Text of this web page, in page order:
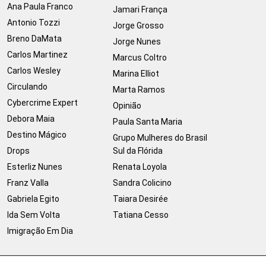
Ana Paula Franco
Antonio Tozzi
Breno DaMata
Carlos Martinez
Carlos Wesley
Circulando
Cybercrime Expert
Debora Maia
Destino Mágico
Drops
Esterliz Nunes
Franz Valla
Gabriela Egito
Ida Sem Volta
Imigração Em Dia
Jamari França
Jorge Grosso
Jorge Nunes
Marcus Coltro
Marina Elliot
Marta Ramos
Opinião
Paula Santa Maria
Grupo Mulheres do Brasil
Sul da Flórida
Renata Loyola
Sandra Colicino
Taiara Desirée
Tatiana Cesso